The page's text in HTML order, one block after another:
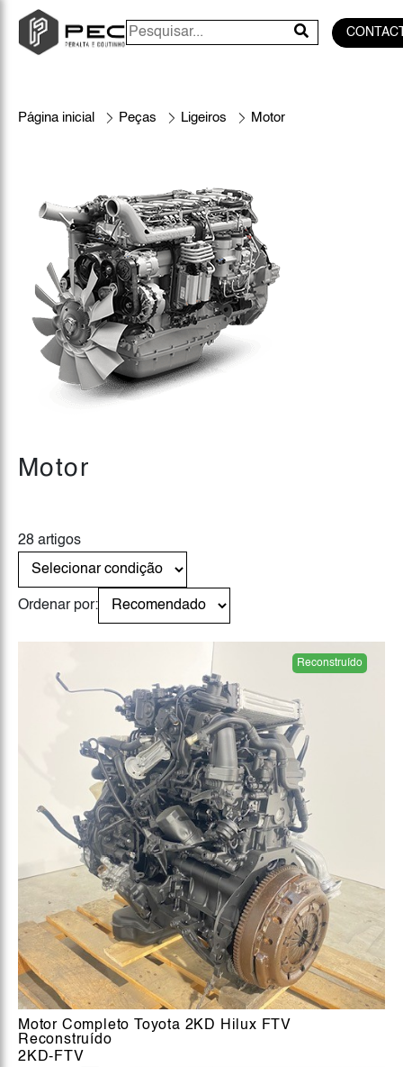
Página inicial Peças Ligeiros Motor
Motor
28 artigos
Ordenar por:
Reconstruído
Motor Completo Toyota 2KD Hilux FTV
Reconstruído
2KD-FTV